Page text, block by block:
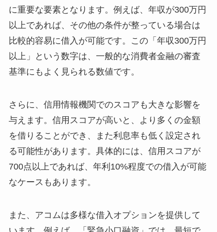
に重要な要素となります。例えば、年収が300万円
以上であれば、その他の条件が整っている場合は
比較的容易に借入が可能です。この「年収300万円
以上」という数字は、一般的な消費者金融の審査
基準にもよく見られる数値です。
さらに、信用情報機関でのスコアも大きな影響を
与えます。信用スコアが高いと、より多くの金額
を借りることができ、また利息率も低く設定され
る可能性があります。具体的には、信用スコアが
700点以上であれば、年利10%程度での借入が可能
なケースもあります。
また、アコムは多様な借入オプションを提供して